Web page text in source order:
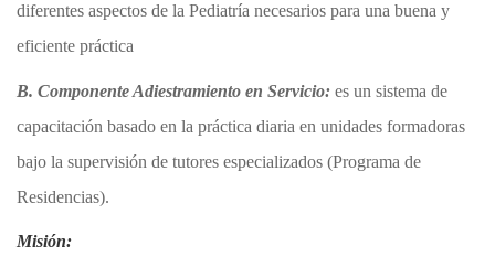
diferentes aspectos de la Pediatría necesarios para una buena y
eficiente práctica
B. Componente Adiestramiento en Servicio: es un sistema de
capacitación basado en la práctica diaria en unidades formadoras
bajo la supervisión de tutores especializados (Programa de
Residencias).
Misión: